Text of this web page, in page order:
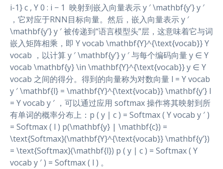
i-1} c , Y 0 : i − 1 ​ 映射到嵌入向量表示 y ′ \mathbf{y’} y ′
，它对应于RNN目标向量。然后，嵌入向量表示 y ′
\mathbf{y’} y ′ 被传递到“语言模型头”层，这意味着它与词
嵌入矩阵相乘，即 Y vocab \mathbf{Y}^{\text{vocab}} Y
vocab ，以计算 y ′ \mathbf{y’} y ′ 与每个编码向量 y ∈ Y
vocab \mathbf{y} \in \mathbf{Y}^{\text{vocab}} y ∈ Y
vocab 之间的得分。得到的向量称为对数向量 l = Y vocab
y ′ \mathbf{l} = \mathbf{Y}^{\text{vocab}} \mathbf{y’} l
= Y vocab y ′ ，可以通过应用 softmax 操作将其映射到所
有单词的概率分布上：p ( y ∣ c ) = Softmax ( Y vocab y ′ )
= Softmax ( l ) p(\mathbf{y} | \mathbf{c}) =
\text{Softmax}(\mathbf{Y}^{\text{vocab}} \mathbf{y’})
= \text{Softmax}(\mathbf{l}) p ( y ∣ c ) = Softmax ( Y
vocab y ′ ) = Softmax ( l ) 。